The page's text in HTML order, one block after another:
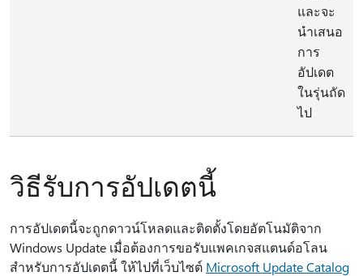
และจะ
นำเสนอ
การ
อัปเดต
ในรุ่นถัด
ไป
วิธีรับการอัปเดตนี้
การอัปเดตนี้จะถูกดาวน์โหลดและติดตั้งโดยอัตโนมัติจาก
Windows Update เมื่อต้องการขอรับแพคเกจสแตนด์อโลน
สำหรับการอัปเดตนี้ ให้ไปที่เว็บไซต์ Microsoft Update Catalog